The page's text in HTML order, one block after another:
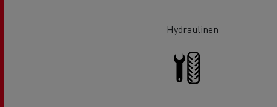
Hydraulinen